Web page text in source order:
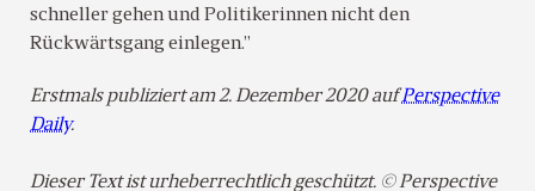
schneller gehen und Politikerinnen nicht den
Rückwärtsgang einlegen.”
Erstmals publiziert am 2. Dezember 2020 aufPerspective
Daily.
Dieser Text ist urheberrechtlich geschützt. © Perspective